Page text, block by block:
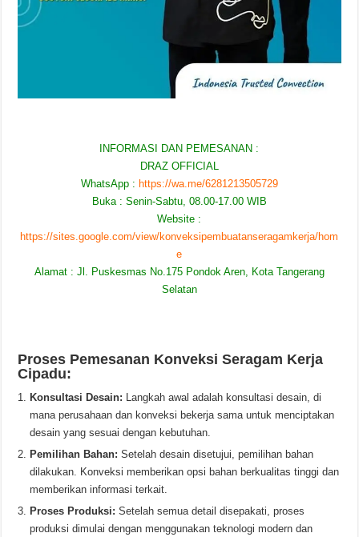
INFORMASI DAN PEMESANAN :
DRAZ OFFICIAL
WhatsApp : https://wa.me/6281213505729
Buka : Senin-Sabtu, 08.00-17.00 WIB
Website :
https://sites.google.com/view/konveksipembuatanseragamkerja/hom
e
Alamat : Jl. Puskesmas No.175 Pondok Aren, Kota Tangerang
Selatan
Proses Pemesanan Konveksi Seragam Kerja
Cipadu:
Konsultasi Desain: Langkah awal adalah konsultasi desain, di
mana perusahaan dan konveksi bekerja sama untuk menciptakan
desain yang sesuai dengan kebutuhan.
Pemilihan Bahan: Setelah desain disetujui, pemilihan bahan
dilakukan. Konveksi memberikan opsi bahan berkualitas tinggi dan
memberikan informasi terkait.
Proses Produksi: Setelah semua detail disepakati, proses
produksi dimulai dengan menggunakan teknologi modern dan